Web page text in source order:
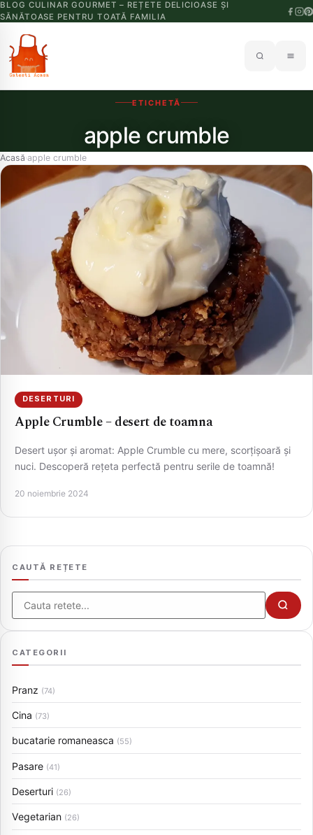
BLOG CULINAR GOURMET – REȚETE DELICIOASE ȘI
SĂNĂTOASE PENTRU TOATĂ FAMILIA
ETICHETĂ
apple crumble
Acasă›apple crumble
DESERTURI
Apple Crumble – desert de toamna
Desert ușor și aromat: Apple Crumble cu mere, scorțișoară și
nuci. Descoperă rețeta perfectă pentru serile de toamnă!
20 noiembrie 2024
CAUTĂ REȚETE
Cauta
CATEGORII
Pranz (74)
Cina (73)
bucatarie romaneasca (55)
Pasare (41)
Deserturi (26)
Vegetarian (26)